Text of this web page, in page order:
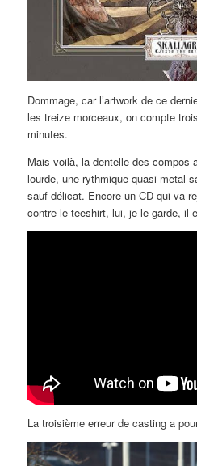
Dommage, car l’artwork de ce
les treize morceaux, on compte
minutes.
Mais voilà, la dentelle des compos
lourde, une rythmique quasi metal
sauf délicat. Encore un CD qui va
contre le teeshirt, lui, je le garde, il
La troisième erreur de casting a